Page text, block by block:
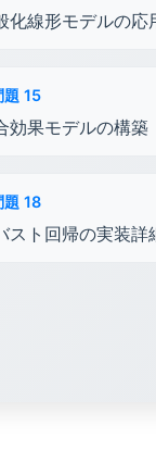
化線形モデルの応
題 15
効果モデルの構築
題 18
スト回帰の実装詳